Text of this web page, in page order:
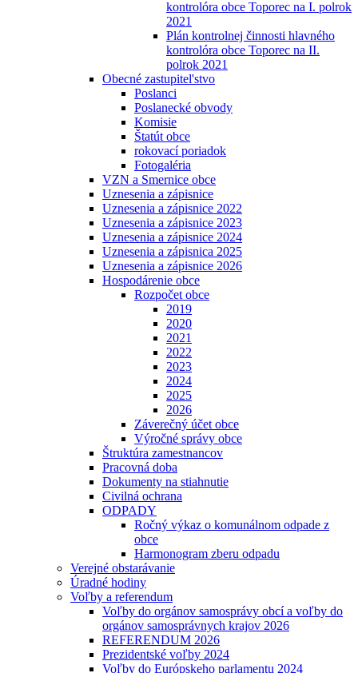
kontrolóra obce Toporec na I. polrok
2021
Plán kontrolnej činnosti hlavného
kontrolóra obce Toporec na II.
polrok 2021
Obecné zastupitel'stvo
Poslanci
Poslanecké obvody
Komisie
Štatút obce
rokovací poriadok
Fotogaléria
VZN a Smernice obce
Uznesenia a zápisnice
Uznesenia a zápisnice 2022
Uznesenia a zápisnice 2023
Uznesenia a zápisnice 2024
Uznesenia a zápisnica 2025
Uznesenia a zápisnice 2026
Hospodárenie obce
Rozpočet obce
2019
2020
2021
2022
2023
2024
2025
2026
Záverečný účet obce
Výročné správy obce
Štruktúra zamestnancov
Pracovná doba
Dokumenty na stiahnutie
Civilná ochrana
ODPADY
Ročný výkaz o komunálnom odpade z
obce
Harmonogram zberu odpadu
Verejné obstarávanie
Úradné hodiny
Voľby a referendum
Voľby do orgánov samosprávy obcí a voľby do
orgánov samosprávnych krajov 2026
REFERENDUM 2026
Prezidentské voľby 2024
Voľby do Európskeho parlamentu 2024